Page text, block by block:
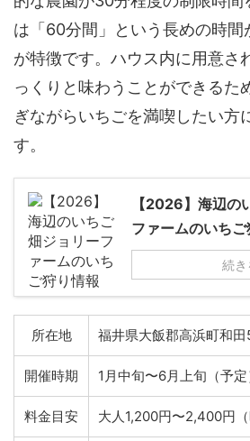
は「60分間」という長めの時間
が特徴です。ハウス内に用意さ
っくりと味わうことができるた
ぎながらいちごを満喫したい方
す。
【2026】海辺の
ファームのいち
続き
所在地 福井県大飯郡高浜町和田
開催時期 1月中旬〜6月上旬（予定
料金目安 大人1,200円〜2,400円（